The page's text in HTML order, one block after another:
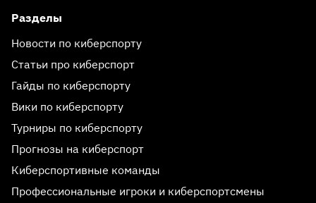
Разделы
Новости по киберспорту
Статьи про киберспорт
Гайды по киберспорту
Вики по киберспорту
Турниры по киберспорту
Прогнозы на киберспорт
Киберспортивные команды
Профессиональные игроки и киберспортсмены